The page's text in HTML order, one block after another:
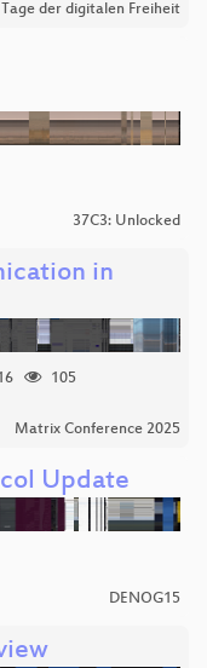
der digitalen Freiheit
37C3: Unlocked
in
105
Matrix Conference 2025
Update
DENOG15